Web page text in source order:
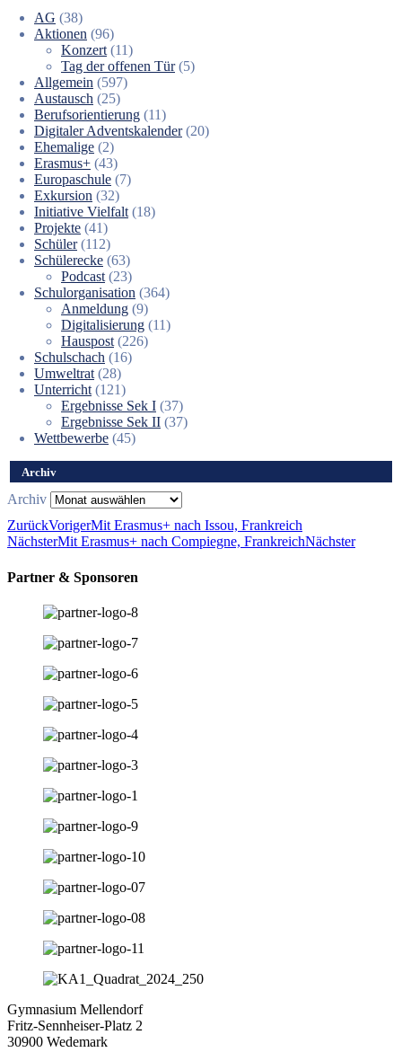
AG (38)
Aktionen (96)
Konzert(11)
Tag der offenen Tür(5)
Allgemein (597)
Austausch (25)
Berufsorientierung (11)
Digitaler Adventskalender(20)
Ehemalige (2)
Erasmus+ (43)
Europaschule (7)
Exkursion (32)
Initiative Vielfalt(18)
Projekte (41)
Schüler(112)
Schülerecke (63)
Podcast(23)
Schulorganisation (364)
Anmeldung (9)
Digitalisierung (11)
Hauspost(226)
Schulschach (16)
Umweltrat(28)
Unterricht(121)
Ergebnisse Sek I (37)
Ergebnisse Sek II (37)
Wettbewerbe (45)
Archiv
Archiv
ZurückVorigerMit Erasmus+ nach Issou, Frankreich
NächsterMit Erasmus+ nach Compiegne, FrankreichNächster
Partner & Sponsoren
Gymnasium Mellendorf
Fritz-Sennheiser-Platz 2
30900 Wedemark